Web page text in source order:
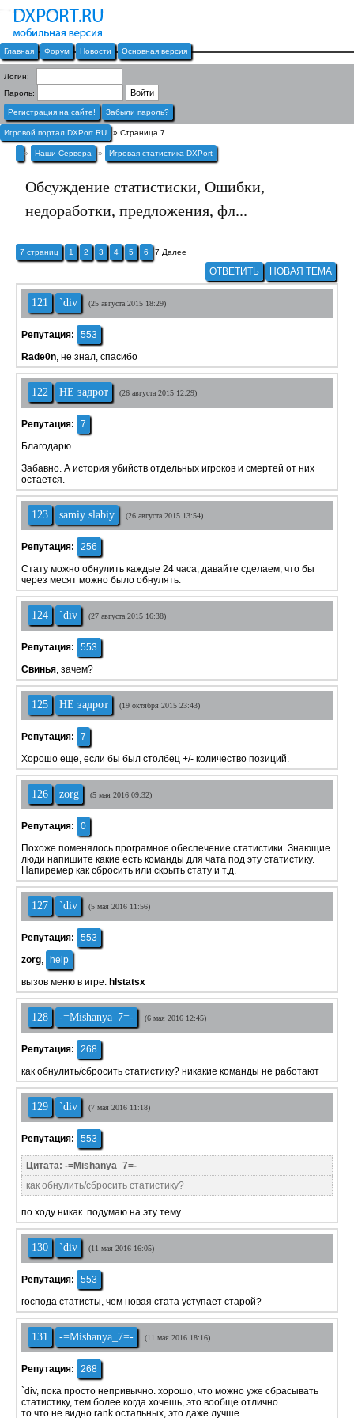
Главная Форум Новости Основная версия
Логин:
Пароль:
Регистрация на сайте! Забыли пароль?
Игровой портал DXPort.RU » Страница 7
» Наши Сервера » Игровая статистика DXPort
Обсуждение статистиски, Ошибки,
недоработки, предложения, фл...
7 страниц 1 2 3 4 5 6 7 Далее
ОТВЕТИТЬ НОВАЯ ТЕМА
121 `div (25 августа 2015 18:29)
Репутация:
553
Rade0n, не знал, спасибо
122 НЕ задрот (26 августа 2015 12:29)
Репутация:
7
Благодарю.
Забавно. А история убийств отдельных игроков и смертей от них
остается.
123 samiy slabiy (26 августа 2015 13:54)
Репутация:
256
Стату можно обнулить каждые 24 часа, давайте сделаем, что бы
через месят можно было обнулять.
124 `div (27 августа 2015 16:38)
Репутация:
553
Свинья, зачем?
125 НЕ задрот (19 октября 2015 23:43)
Репутация:
7
Хорошо еще, если бы был столбец +/- количество позиций.
126 zorg (5 мая 2016 09:32)
Репутация:
0
Похоже поменялось програмное обеспечение статистики. Знающие
люди напишите какие есть команды для чата под эту статистику.
Напиремер как сбросить или скрыть стату и т.д.
127 `div (5 мая 2016 11:56)
Репутация:
553
zorg,
help
вызов меню в игре: hlstatsx
128 -=Mishanya_7=- (6 мая 2016 12:45)
Репутация:
268
как обнулить/сбросить статистику? никакие команды не работают
129 `div (7 мая 2016 11:18)
Репутация: 553
Цитата: -=Mishanya_7=-
как обнулить/сбросить статистику?
по ходу никак. подумаю на эту тему.
130 `div (11 мая 2016 16:05)
Репутация:
553
господа статисты, чем новая стата уступает старой?
131 -=Mishanya_7=- (11 мая 2016 18:16)
Репутация:
268
`div, пока просто непривычно. хорошо, что можно уже сбрасывать
статистику, тем более когда хочешь, это вообще отлично.
то что не видно rank остальных, это даже лучше.